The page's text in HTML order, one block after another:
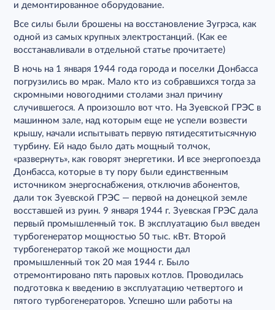
и демонтированное оборудование.
Все силы были брошены на восстановление Зугрэса, как
одной из самых крупных электростанций. (Как ее
восстанавливали в отдельной статье прочитаете)
В ночь на 1 января 1944 года города и поселки Донбасса
погрузились во мрак. Мало кто из собравшихся тогда за
скромными новогодними столами знал причину
случившегося. А произошло вот что. На Зуевской ГРЭС в
машинном зале, над которым еще не успели возвести
крышу, начали испытывать первую пятидесятитысячную
турбину. Ей надо было дать мощный толчок,
«развернуть», как говорят энергетики. И все энергопоезда
Донбасса, которые в ту пору были единственным
источником энергоснабжения, отключив абонентов,
дали ток Зуевской ГРЭС — первой на донецкой земле
восставшей из руин. 9 января 1944 г. Зуевская ГРЭС дала
первый промышленный ток. В эксплуатацию был введен
турбогенератор мощностью 50 тыс. кВт. Второй
турбогенератор такой же мощности дал
промышленный ток 20 мая 1944 г. Было
отремонтировано пять паровых котлов. Проводилась
подготовка к введению в эксплуатацию четвертого и
пятого турбогенераторов. Успешно шли работы на